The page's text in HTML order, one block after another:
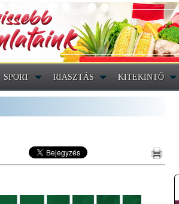
SPORT RIASZTÁS KITEKINTŐ